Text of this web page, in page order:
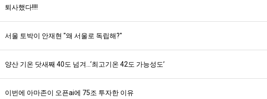
퇴사했다!!!!
서울 토박이 안재현 "왜 서울로 독립해?"
양산 기온 닷새째 40도 넘겨…‘최고기온 42도 가능성도’
이번에 아마존이 오픈ai에 75조 투자한 이유